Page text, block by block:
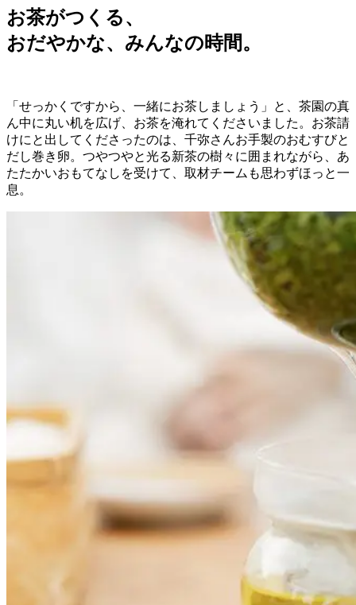
お茶がつくる、
おだやかな、みんなの時間。
「せっかくですから、一緒にお茶しましょう」と、茶園の真
ん中に丸い机を広げ、お茶を淹れてくださいました。お茶請
けにと出してくださったのは、千弥さんお手製のおむすびと
だし巻き卵。つやつやと光る新茶の樹々に囲まれながら、あ
たたかいおもてなしを受けて、取材チームも思わずほっと一
息。